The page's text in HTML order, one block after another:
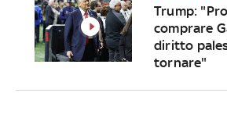
Trump:
comprare
diritto
tornare"